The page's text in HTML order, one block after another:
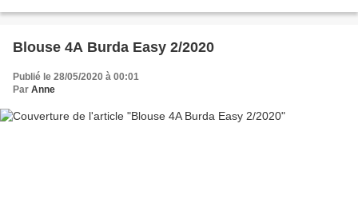
Blouse 4A Burda Easy 2/2020
Publié le 28/05/2020 à 00:01
Par Anne